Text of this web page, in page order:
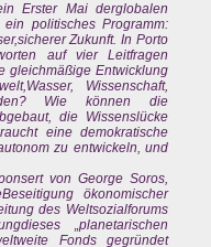
Erster Mai derglobalen
politisches Programm:
Zukunft. In Porto
auf vier Leitfragen
gleichmäßige Entwicklung
Wissenschaft,
Wie können die
die Wissenslücke
eine demokratische
zu entwickeln, und
von George Soros,
ökonomischer
des Weltsozialforums
„planetarischen
Fonds gegründet